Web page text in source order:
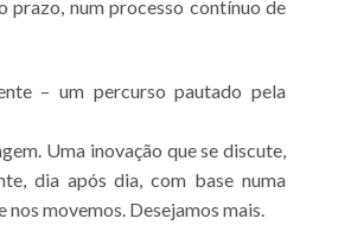
num processo contínuo de
– um percurso pautado pela
Uma inovação que se discute,
dia após dia, com base numa
movemos. Desejamos mais.